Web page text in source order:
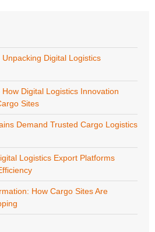
Digital Logistics
Digital Logistics Innovation
Sites
Demand Trusted Cargo Logistics
Logistics Export Platforms
How Cargo Sites Are